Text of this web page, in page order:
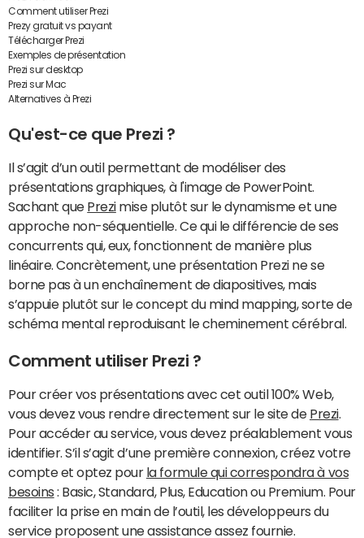
Comment utiliser Prezi
Prezy gratuit vs payant
Télécharger Prezi
Exemples de présentation
Prezi sur desktop
Prezi sur Mac
​​​Alternatives à Prezi
Qu'est-ce que Prezi ?
Il s’agit d’un outil permettant de modéliser des
présentations graphiques, à l'image de PowerPoint.
Sachant que Prezimise plutôt sur le dynamisme et une
approche non-séquentielle. Ce qui le différencie de ses
concurrents qui, eux, fonctionnent de manière plus
linéaire. Concrètement, une présentation Prezi ne se
borne pas à un enchaînement de diapositives, mais
s’appuie plutôt sur le concept du mind mapping, sorte de
schéma mental reproduisant le cheminement cérébral.
Comment utiliser Prezi ?
Pour créer vos présentations avec cet outil 100% Web,
vous devez vous rendre directement sur le site de Prezi.
Pour accéder au service, vous devez préalablement vous
identifier. S’il s’agit d’une première connexion, créez votre
compte et optez pour la formule qui correspondra à vos
besoins : Basic, Standard, Plus, Education ou Premium. Pour
faciliter la prise en main de l’outil, les développeurs du
service proposent une assistance assez fournie.